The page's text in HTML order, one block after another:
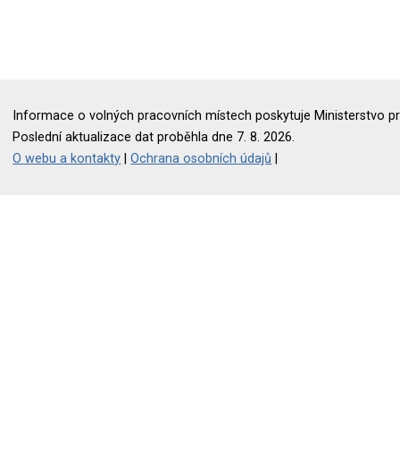
Informace o volných pracovních místech poskytuje Ministerstvo
Poslední aktualizace dat proběhla dne 7. 8. 2026.
O webu a kontakty |Ochrana osobních údajů